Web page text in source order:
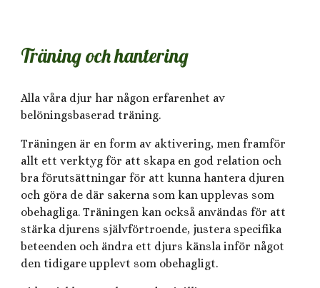
Träning och hantering
Alla våra djur har någon erfarenhet av
belöningsbaserad träning.
Träningen är en form av aktivering, men framför
allt ett verktyg för att skapa en god relation och
bra förutsättningar för att kunna hantera djuren
och göra de där sakerna som kan upplevas som
obehagliga. Träningen kan också användas för att
stärka djurens självförtroende, justera specifika
beteenden och ändra ett djurs känsla inför något
den tidigare upplevt som obehagligt.